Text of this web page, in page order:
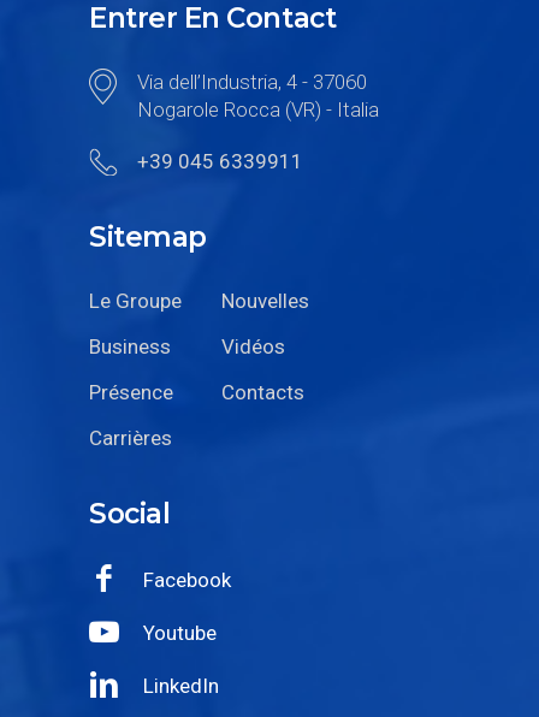
Entrer En Contact
Via dell’Industria, 4 - 37060
Nogarole Rocca (VR) - Italia
+39 045 6339911
Sitemap
Le Groupe
Nouvelles
Business
Vidéos
Présence
Contacts
Carrières
Social
Facebook
Youtube
LinkedIn